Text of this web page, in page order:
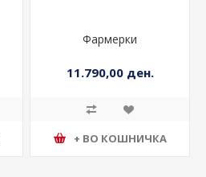
Фармерки
11.790,00 ден.
+ ВО КОШНИЧКА